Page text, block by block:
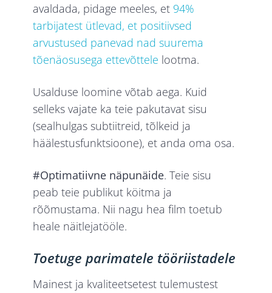
avaldada, pidage meeles, et 94%
tarbijatest ütlevad, et positiivsed
arvustused panevad nad suurema
tõenäosusega ettevõttele lootma.
Usalduse loomine võtab aega. Kuid
selleks vajate ka teie pakutavat sisu
(sealhulgas subtiitreid, tõlkeid ja
häälestusfunktsioone), et anda oma osa.
#Optimatiivne näpunäide. Teie sisu
peab teie publikut köitma ja
rõõmustama. Nii nagu hea film toetub
heale näitlejatööle.
Toetuge parimatele tööriistadele
Mainest ja kvaliteetsetest tulemustest